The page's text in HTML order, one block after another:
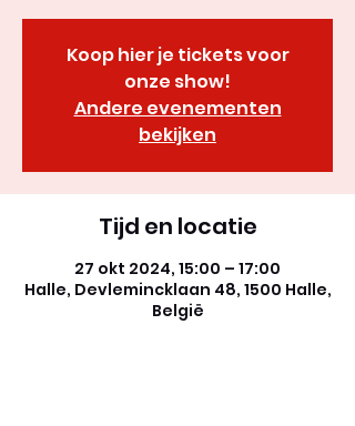
Koop hier je tickets voor
onze show!
Andere evenementen
bekijken
Tijd en locatie
27 okt 2024, 15:00 – 17:00
Halle, Devlemincklaan 48, 1500 Halle,
België